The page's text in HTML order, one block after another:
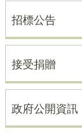
招標公告
接受捐贈
政府公開資訊